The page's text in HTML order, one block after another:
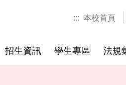
::: 本校首頁
招生資訊 學生專區 法規